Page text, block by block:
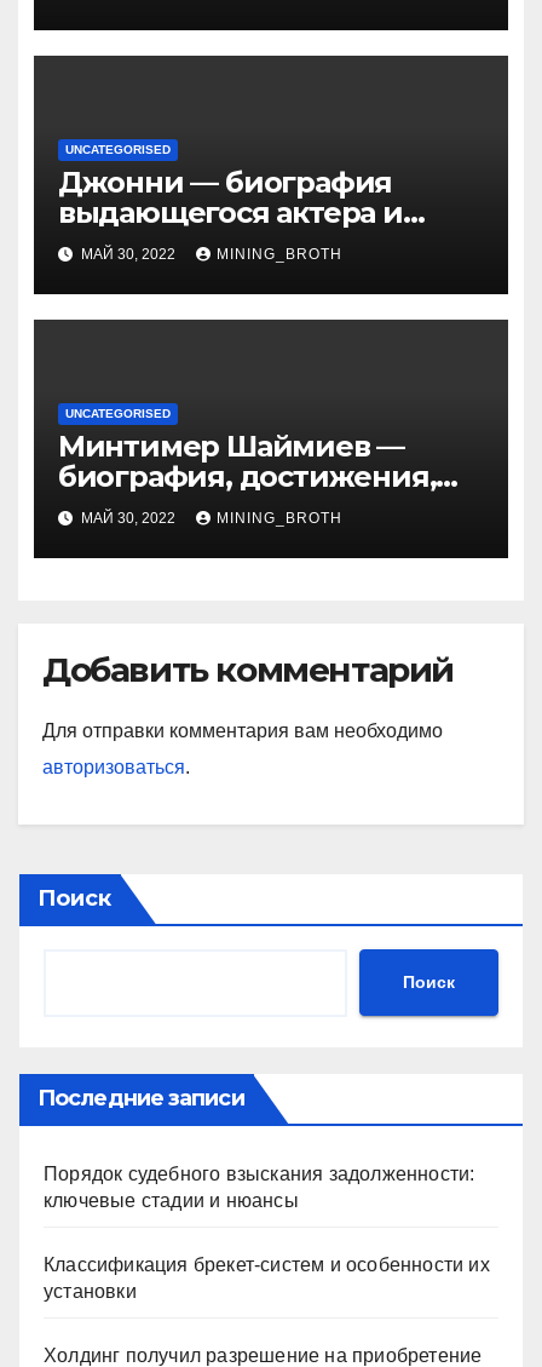
UNCATEGORISED
Джонни — биография
выдающегося актера и
талантливого певца, чья
артистичность захватывает
миллионы сердец
МАЙ 30, 2022 MINING_BROTH
UNCATEGORISED
Минтимер Шаймиев —
биография, достижения,
семья
МАЙ 30, 2022 MINING_BROTH
Добавить комментарий
Для отправки комментария вам необходимо
авторизоваться.
Поиск
Поиск
Последние записи
Порядок судебного взыскания задолженности:
ключевые стадии и нюансы
Классификация брекет-систем и особенности их
установки
Холдинг получил разрешение на приобретение